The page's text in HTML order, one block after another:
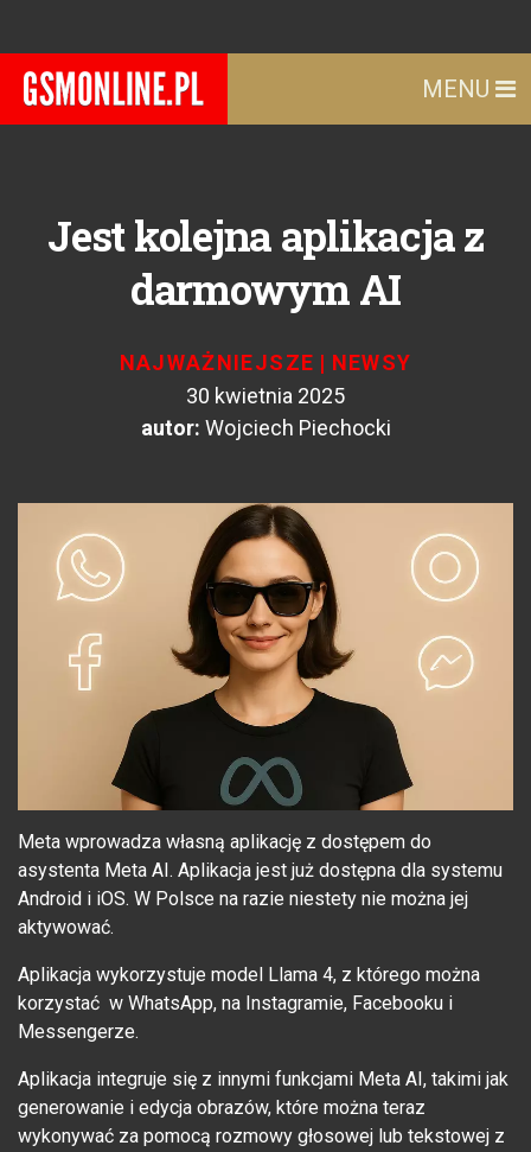
MENU
Jest kolejna aplikacja z
darmowym AI
NAJWAŻNIEJSZE | NEWSY
30 kwietnia 2025
autor: Wojciech Piechocki
Meta wprowadza własną aplikację z dostępem do
asystenta Meta AI. Aplikacja jest już dostępna dla systemu
Android i iOS. W Polsce na razie niestety nie można jej
aktywować.
Aplikacja wykorzystuje model Llama 4, z którego można
korzystać w WhatsApp, na Instagramie, Facebooku i
Messengerze.
Aplikacja integruje się z innymi funkcjami Meta AI, takimi jak
generowanie i edycja obrazów, które można teraz
wykonywać za pomocą rozmowy głosowej lub tekstowej z